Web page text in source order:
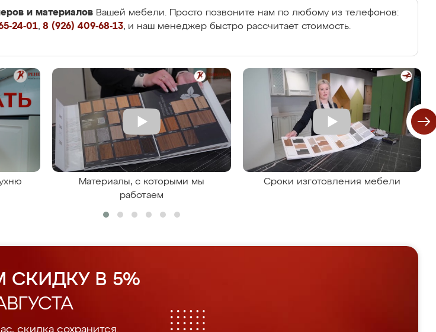
и материалов Вашей мебели. Просто позвоните нам по любому из телефонов:
24-01, 8 (926) 409-68-13, и наш менеджер быстро рассчитает стоимость.
Материалы, с которыми мы
работаем
Сроки изготовления мебели
СКИДКУ В 5%
скидка сохранится.